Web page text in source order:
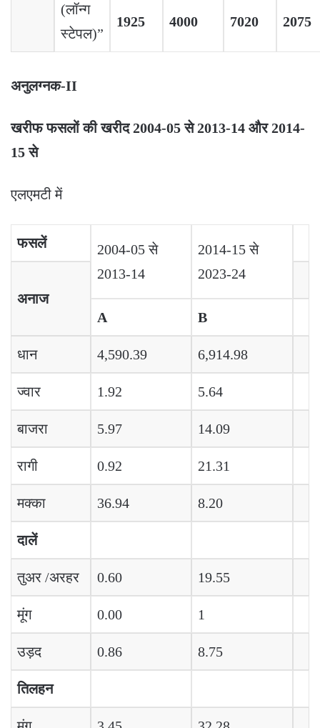
(लॉन्ग
स्टेपल)”
1925 4000 7020 2075
अनुलग्नक-II
खरीफ फसलों की खरीद2004-05से2013-14 और2014-
15से
एलएमटी में
फसलें
2004-05 से
2013-14
2014-15 से
2023-24
अनाज
A
B
धान 4,590.39 6,914.98
ज्वार 1.92 5.64
बाजरा 5.97 14.09
रागी 0.92 21.31
मक्का 36.94 8.20
दालें
तुअर /अरहर 0.60 19.55
मूंग 0.00 1
उड़द 0.86 8.75
तिलहन